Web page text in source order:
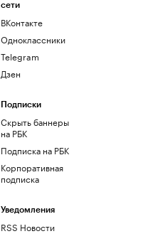
сети
ВКонтакте
Одноклассники
Telegram
Дзен
Подписки
Скрыть баннеры
на РБК
Подписка на РБК
Корпоративная
подписка
Уведомления
RSS Новости